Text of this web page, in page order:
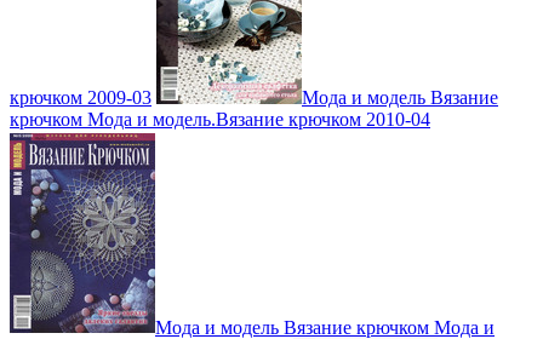
крючком 2009-03
Мода и модель Вязание
крючком Мода и модель.Вязание крючком 2010-04
Мода и модель Вязание крючком Мода и